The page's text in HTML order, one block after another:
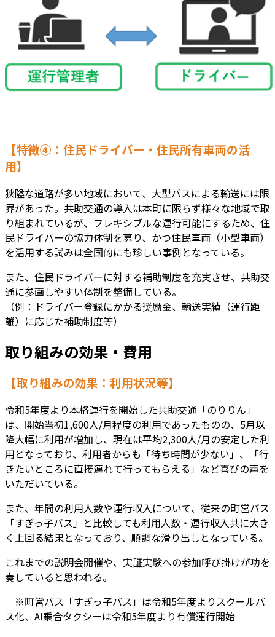
【特徴④：住民ドライバー・住民所有車両の活
用】
狭隘な道路が多い地域において、大型バスによる輸送には限
界があった。共助交通の導入は本町に限らず様々な地域で取
り組まれているが、フレキシブルな運行可能にするため、住
民ドライバーの協力体制を募り、かつ住民車両（小型車両）
を活用する試みは全国的にも珍しい事例となっている。
また、住民ドライバーに対する補助制度を充実させ、共助交
通に参画しやすい体制を整備している。
（例：ドライバー登録にかかる奨励金、輸送実績（運行距
離）に応じた補助制度等）
取り組みの効果・費用
【取り組みの効果：利用状況等】
令和5年度より本格運行を開始した共助交通「のりりん」
は、開始当初1,600人/月程度の利用であったものの、5月以
降大幅に利用が増加し、現在は平均2,300人/月の安定した利
用となっており、利用者からも「待ち時間が少ない」、「行
きたいところに直接連れて行ってもらえる」など喜びの声を
いただいている。
また、年間の利用人数や運行収入について、従来の町営バス
「すぎっ子バス」と比較しても利用人数・運行収入共に大き
く上回る結果となっており、順調な滑り出しとなっている。
これまでの説明会開催や、実証実験への参加呼び掛けが功を
奏していると思われる。
※町営バス「すぎっ子バス」は令和5年度よりスクールバ
ス化、AI乗合タクシーは令和5年度より有償運行開始